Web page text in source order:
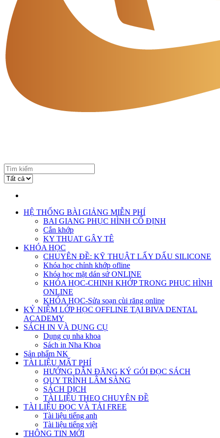
HỆ THỐNG BÀI GIẢNG MIỄN PHÍ
BAI GIANG PHỤC HÌNH CỐ ĐỊNH
Cắn khớp
KY THUAT GÂY TÊ
KHÓA HỌC
CHUYÊN ĐỀ: KỸ THUẬT LẤY DẤU SILICONE
Khóa học chỉnh khớp ofline
Khóa học mặt dán sứ ONLINE
KHÓA HỌC-CHINH KHỚP TRONG PHỤC HÌNH
ONLINE
KHÓA HỌC-Sửa soạn cùi răng online
KỶ NIỆM LỚP HỌC OFFLINE TẠI BIVA DENTAL
ACADEMY
SÁCH IN VÀ DỤNG CỤ
Dụng cụ nha khoa
Sách in Nha Khoa
Sản phẩm NK
TÀI LIỆU MẤT PHÍ
HƯỚNG DẪN ĐĂNG KÝ GÓI ĐỌC SÁCH
QUY TRÌNH LÂM SÀNG
SÁCH DỊCH
TÀI LIỆU THEO CHUYÊN ĐỀ
TÀI LIỆU ĐỌC VÀ TẢI FREE
Tài liệu tiếng anh
Tài liệu tiếng việt
THÔNG TIN MỚI